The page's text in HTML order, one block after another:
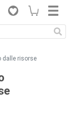
dalle risorse